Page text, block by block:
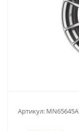
Артикул: